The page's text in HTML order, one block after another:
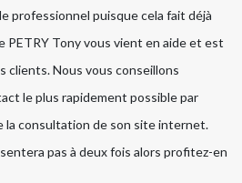
professionnel puisque cela fait déjà
PETRY Tony vous vient en aide et est
clients. Nous vous conseillons
le plus rapidement possible par
la consultation de son site internet.
pas à deux fois alors profitez-en